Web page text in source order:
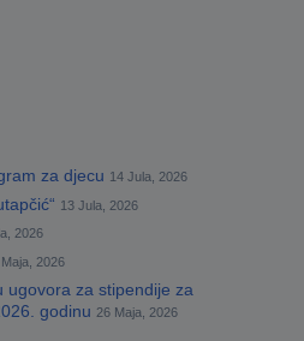
za djecu 14 Jula, 2026
13 Jula, 2026
2026
2026
ugovora za stipendije za
godinu 26 Maja, 2026